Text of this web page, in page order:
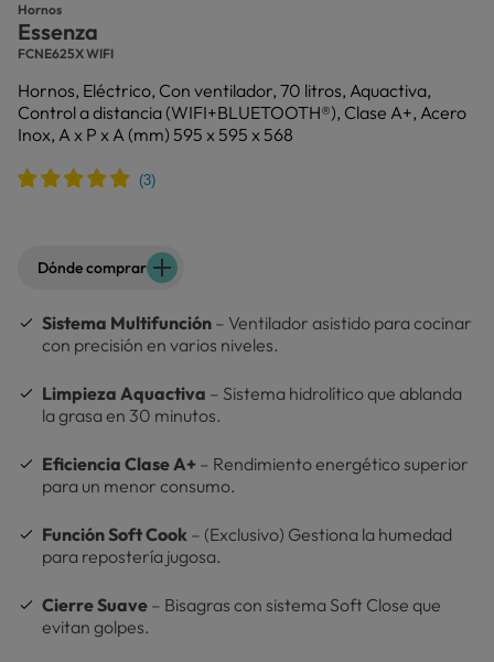
Hornos
Essenza
FCNE625X WIFI
Hornos, Eléctrico, Con ventilador, 70 litros, Aquactiva,
Control a distancia (WIFI+BLUETOOTH®), Clase A+, Acero
Inox, A x P x A (mm) 595 x 595 x 568
Dónde comprar
Sistema Multifunción – Ventilador asistido para cocinar
con precisión en varios niveles.
Limpieza Aquactiva – Sistema hidrolítico que ablanda
la grasa en 30 minutos.
Eficiencia Clase A+ – Rendimiento energético superior
para un menor consumo.
Función Soft Cook – (Exclusivo) Gestiona la humedad
para repostería jugosa.
Cierre Suave – Bisagras con sistema Soft Close que
evitan golpes.